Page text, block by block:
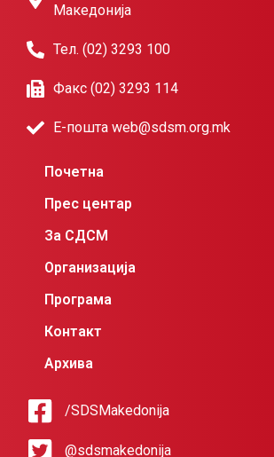
Македонија
Тел. (02) 3293 100
Факс (02) 3293 114
Е-пошта web@sdsm.org.mk
Почетна
Прес центар
За СДСМ
Организација
Програма
Контакт
Архива
/SDSMakedonija
@sdsmakedonija